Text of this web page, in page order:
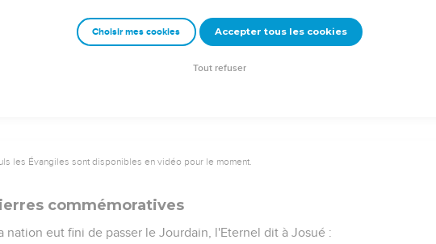
passa vis-à-vis de Jéricho.
portaient l'arche de l'alliance de l'Eternel s'arrêtèrent de pied ferme sur le
que tout Israël passait à pied sec, jusqu'à ce que toute la nation ait fini de
les Évangiles sont disponibles en vidéo pour le moment.
commémoratives
nation eut fini de passer le Jourdain, l'Eternel dit à Josué :
Choisir mes cookies Accepter tous les cookies
Tout refuser